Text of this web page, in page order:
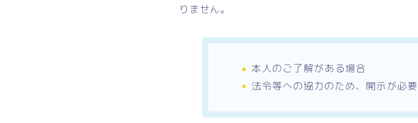
りません。
本人のご了解がある場合
法令等への協力のため、開示が必